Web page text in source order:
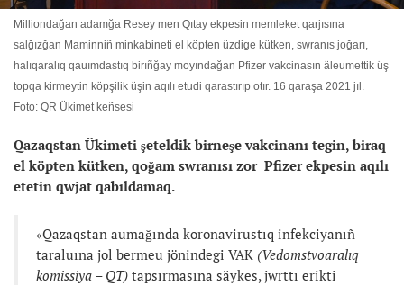
Milliondağan adamğa Resey men Qıtay ekpesin memleket qarjısına
salğızğan Maminniñ minkabineti el köpten üzdige kütken, swranıs joğarı,
halıqaralıq qauımdastıq birıñğay moyındağan Pfizer vakcinasın äleumettik üş
topqa kirmeytin köpşilik üşin aqılı etudi qarastırıp otır. 16 qaraşa 2021 jıl.
Foto: QR Ükimet keñsesi
Qazaqstan Ükimeti şeteldik birneşe vakcinanı tegin, biraq
el köpten kütken, qoğam swranısı zor Pfizer ekpesin aqılı
etetin qwjat qabıldamaq.
«Qazaqstan aumağında koronavirustıq infekciyanıñ
taraluına jol bermeu jönindegi VAK (Vedomstvoaralıq
komissiya – QT) tapsırmasına säykes, jwrttı erikti